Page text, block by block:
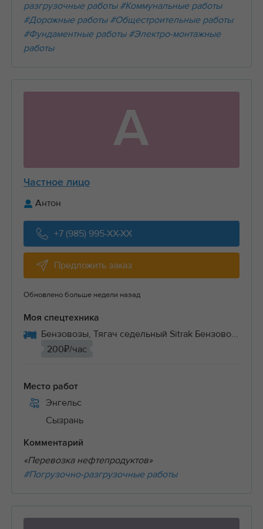
разгрузочные работы #Коммунальные работы
#Дорожные работы #Общестроительные работы
#Фундаментные работы #Электро-монтажные
работы
А
Частное лицо
Антон
+7 (985) 995-XX-XX
Предложить заказ
Обновлено больше недели назад
Моя спецтехника
Бензовозы, Тягач седельный Sitrak Бензово...
200₽/час
Место работ
Энгельс
Сызрань
Комментарий
«Перевозка нефтепродуктов»
#Погрузочно-разгрузочные работы